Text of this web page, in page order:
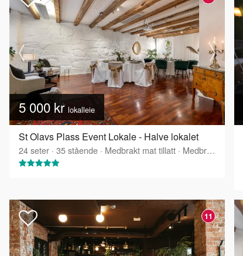
5 000 kr lokalleie
St Olavs Plass Event Lokale - Halve lokalet
24seter · 35stående · Medbrakt mat tillatt · Medbrakt drikke tillatt
11